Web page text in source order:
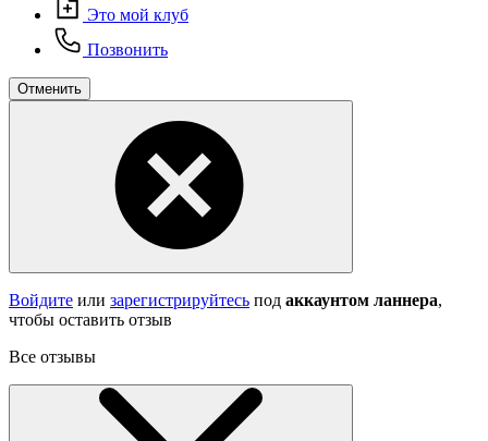
Это мой клуб
Позвонить
Отменить
Войдите или зарегистрируйтесь под аккаунтом ланнера,
чтобы оставить отзыв
Все отзывы